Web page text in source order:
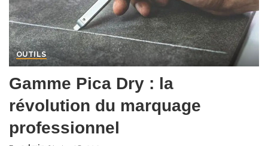
OUTILS
Gamme Pica Dry : la
révolution du marquage
professionnel